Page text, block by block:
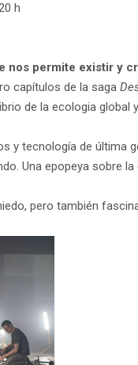
h
nos permite existir y
capítulos de la saga
de la ecologia global
y tecnología de última
Una epopeya sobre
pero también